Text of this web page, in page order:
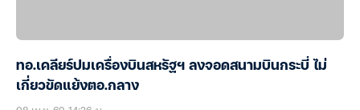
ทอ.เคลียร์ปมเครื่องบินสหรัฐฯ ลงจอดสนามบินกระบี่ ไม่
เกี่ยวขัดแย้งตอ.กลาง